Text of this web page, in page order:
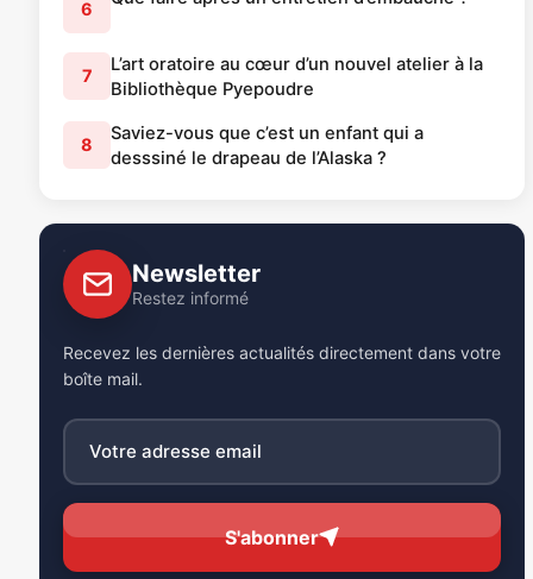
6
7
L’art oratoire au cœur d’un nouvel atelier à la
Bibliothèque Pyepoudre
8
Saviez-vous que c’est un enfant qui a
desssiné le drapeau de l’Alaska ?
Newsletter
Restez informé
Recevez les dernières actualités directement dans votre
boîte mail.
S'abonner